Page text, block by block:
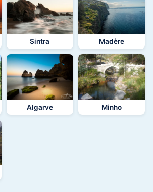
Sintra Madère
Algarve Minho